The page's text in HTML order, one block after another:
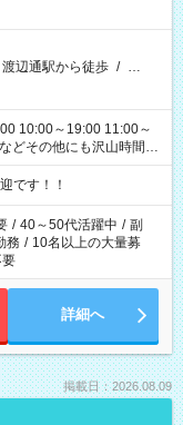
渡辺通駅から徒歩 / …
10:00～19:00 11:00～
！
です！！
/ 40～50代活躍中 / 副
務 / 10名以上の大量募
詳細へ
掲載日：2026.08.09